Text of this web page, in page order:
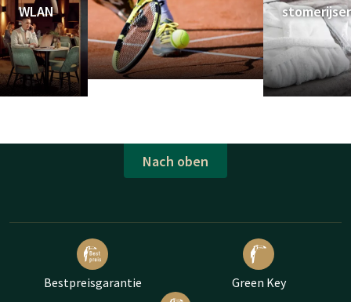
WLAN
Nach oben
Bestpreisgarantie Green Key